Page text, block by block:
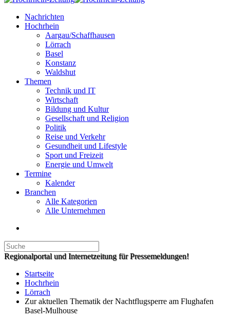
Nachrichten
Hochrhein
Aargau/Schaffhausen
Lörrach
Basel
Konstanz
Waldshut
Themen
Technik und IT
Wirtschaft
Bildung und Kultur
Gesellschaft und Religion
Politik
Reise und Verkehr
Gesundheit und Lifestyle
Sport und Freizeit
Energie und Umwelt
Termine
Kalender
Branchen
Alle Kategorien
Alle Unternehmen
Regionalportal und Internetzeitung für Pressemeldungen!
Startseite
Hochrhein
Lörrach
Zur aktuellen Thematik der Nachtflugsperre am Flughafen
Basel-Mulhouse